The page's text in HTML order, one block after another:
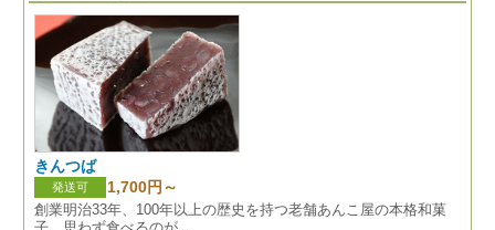
きんつば
発送可 1,700円～
創業明治33年、100年以上の歴史を持つ老舗あんこ屋の本格和菓